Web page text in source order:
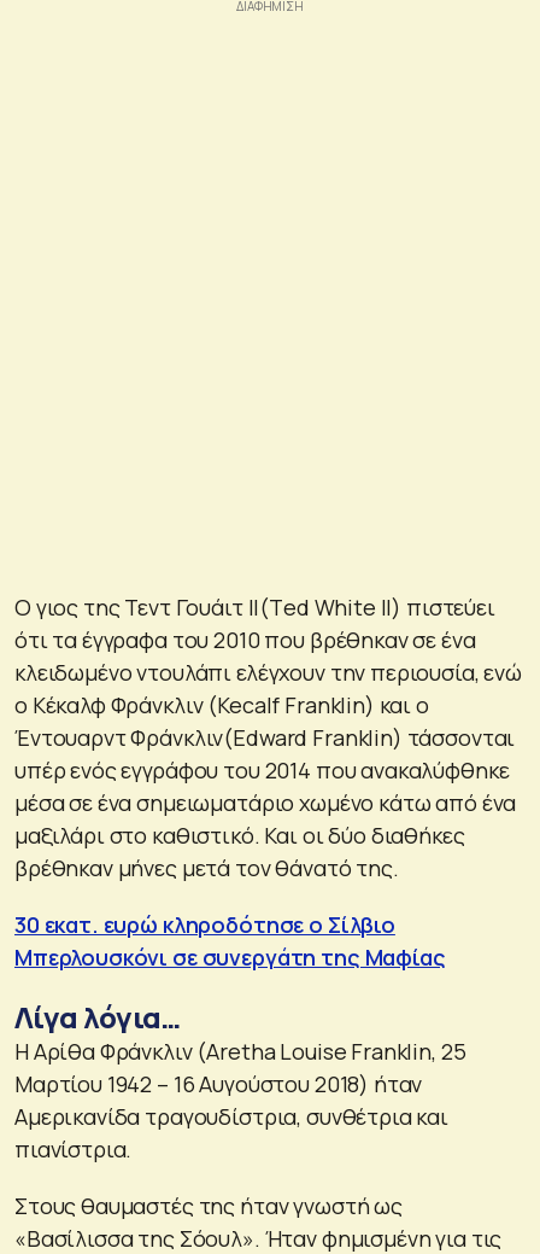
Ο γιος της Τεντ Γουάιτ ΙΙ(Τed White II) πιστεύει
ότι τα έγγραφα του 2010 που βρέθηκαν σε ένα
κλειδωμένο ντουλάπι ελέγχουν την περιουσία, ενώ
ο Κέκαλφ Φράνκλιν (Kecalf Franklin) και ο
Έντουαρντ Φράνκλιν(Edward Franklin) τάσσονται
υπέρ ενός εγγράφου του 2014 που ανακαλύφθηκε
μέσα σε ένα σημειωματάριο χωμένο κάτω από ένα
μαξιλάρι στο καθιστικό. Και οι δύο διαθήκες
βρέθηκαν μήνες μετά τον θάνατό της.
30 εκατ. ευρώ κληροδότησε ο Σίλβιο
Μπερλουσκόνι σε συνεργάτη της Μαφίας
Λίγα λόγια…
Η Αρίθα Φράνκλιν (Aretha Louise Franklin, 25
Μαρτίου 1942 – 16 Αυγούστου 2018) ήταν
Αμερικανίδα τραγουδίστρια, συνθέτρια και
πιανίστρια.
Στους θαυμαστές της ήταν γνωστή ως
«Βασίλισσα της Σόουλ». Ήταν φημισμένη για τις